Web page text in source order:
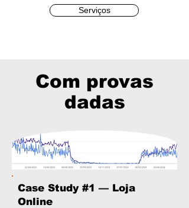
Serviços
Com provas
dadas
Case Study #1 — Loja
Online